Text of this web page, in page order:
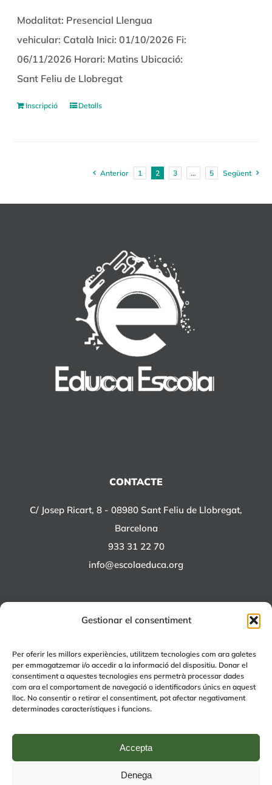
Gestionar el consentiment
Per oferir les millors experiències, utilitzem tecnologies com ara galetes
per emmagatzemar i/o accedir a la informació del dispositiu. Donar el
consentiment a aquestes tecnologies ens permetrà processar dades
com ara el comportament de navegació o identificadors únics en aquest
lloc. No consentir o retirar el consentiment, pot afectar negativament
determinades característiques i funcions.
Accepta
Denega
Modalitat: Presencial Llengua
vehicular: Català Inici: 01/10/2026 Fi:
06/11/2026 Horari: Matins Ubicació:
Sant Feliu de Llobregat
Inscripció Detalls
Anterior 1 2 3 … 5 Següent
CONTACTE
C/ Josep Ricart, 8 - 08980 Sant Feliu de Llobregat,
Barcelona
933 31 22 70
info@escolaeduca.org
+EDUCA
EDUCA Espai Lúdic
EDUCA Serveis